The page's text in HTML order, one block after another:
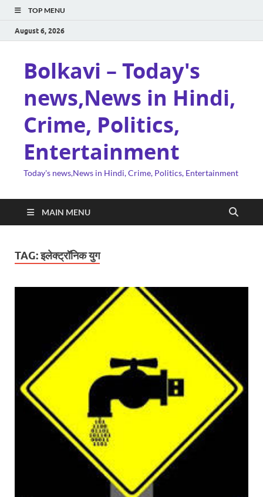
TOP MENU
August 6, 2026
Bolkavi – Today's
news,News in Hindi,
Crime, Politics,
Entertainment
Today's news,News in Hindi, Crime, Politics, Entertainment
MAIN MENU
TAG:इलेक्ट्रॉनिक युग